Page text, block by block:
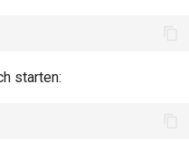
starten: